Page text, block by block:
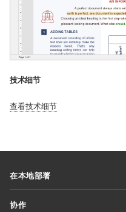
技术细节
查看技术细节
在本地部署
协作